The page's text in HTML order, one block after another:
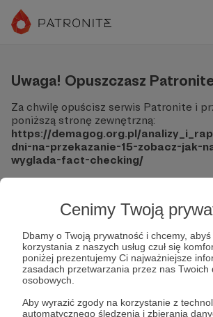
Cenimy Twoją
Dbamy o Twoją prywatność i chcemy, abyś
korzystania z naszych usług czuł się
poniżej prezentujemy Ci najważniejsze
zasadach przetwarzania przez nas Twoich
osobowych.
Aby wyrazić zgody na korzystanie z
automatycznego śledzenia i zbierania
Uwaga! Opuszczasz
Za chwilę opuścisz serwis Patronite i
poniższą stronę zewnętrzną:
https://demagog.org.pl/
dni-na-przekazanie-15-zobacz-jak-
wyglada-fact-checking/
Nie podawaj swoich danych
finansowych na podjerzanych
Sprawdź dokładnie adres URL, zanim
"Tak, przejdź do strony".
Jeśli masz wątpliwości, wróć do
link.
Czy na pewno chcesz kontynuować?